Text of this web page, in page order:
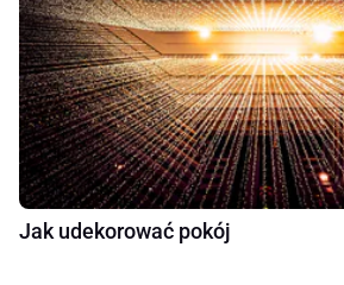
Jak udekorować pokój